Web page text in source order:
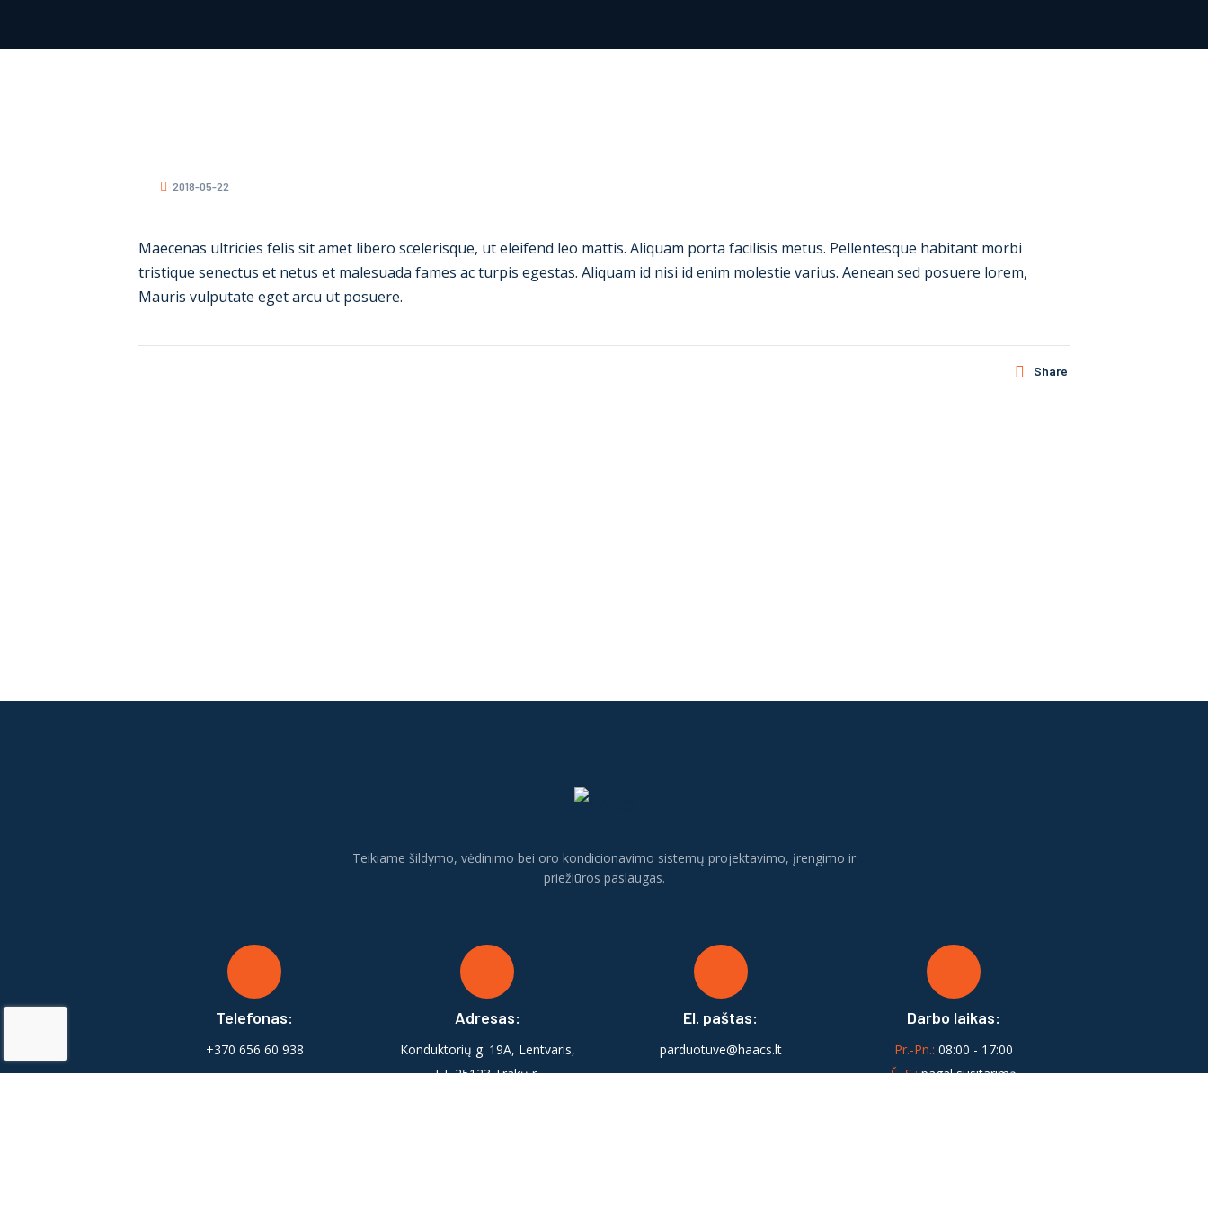
2018-05-22
Maecenas ultricies felis sit amet libero scelerisque, ut eleifend leo mattis. Aliquam porta facilisis metus. Pellentesque habitant morbi
tristique senectus et netus et malesuada fames ac turpis egestas. Aliquam id nisi id enim molestie varius. Aenean sed posuere lorem,
Mauris vulputate eget arcu ut posuere.
Share
Teikiame šildymo, vėdinimo bei oro kondicionavimo sistemų projektavimo, įrengimo ir
priežiūros paslaugas.
Telefonas:
+370 656 60 938
Adresas:
Konduktorių g. 19A, Lentvaris,
LT-25123 Trakų r.
El. paštas:
parduotuve@haacs.lt
Darbo laikas:
Pr.-Pn.: 08:00 - 17:00
Š.-S.:pagal susitarimą